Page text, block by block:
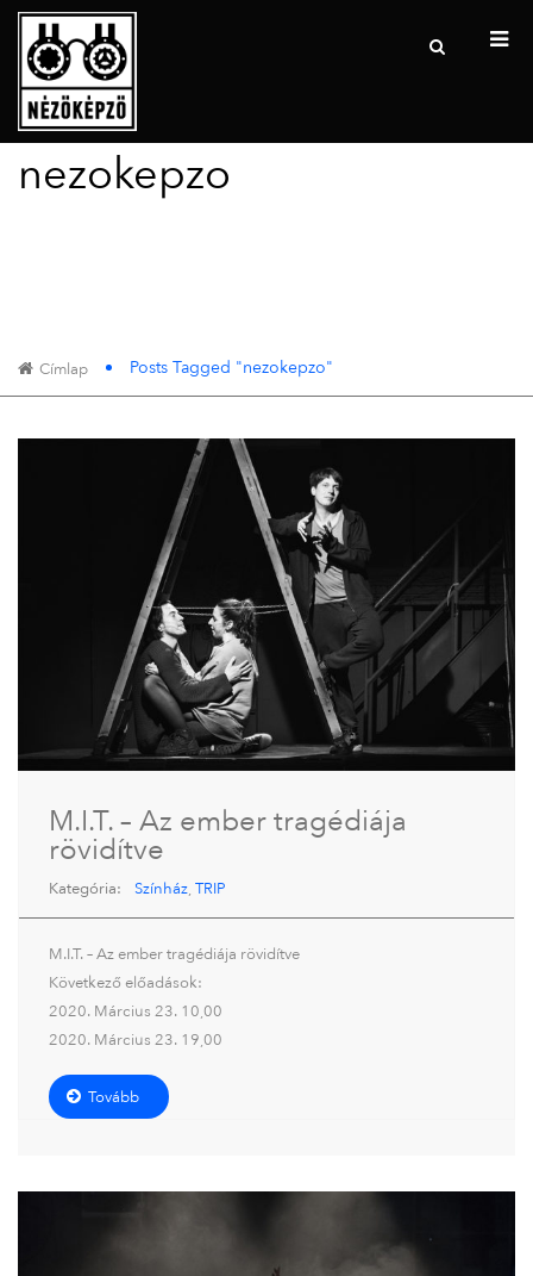
nezokepzo
Címlap Posts Tagged "nezokepzo"
M.I.T. – Az ember tragédiája
rövidítve
Kategória: Színház, TRIP
M.I.T. – Az ember tragédiája rövidítve
Következő előadások:
2020. Március 23. 10,00
2020. Március 23. 19,00
Tovább